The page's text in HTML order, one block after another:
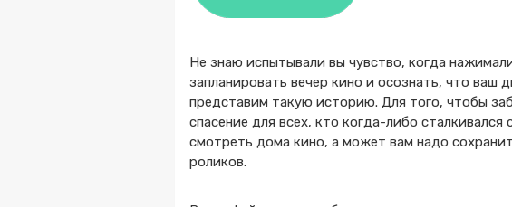
Не знаю испытывали вы чувство, когда
запланировать вечер кино и осознать, что ваш
представим такую историю. Для того, чтобы
спасение для всех, кто когда-либо
смотреть дома кино, а может вам надо
роликов.